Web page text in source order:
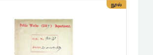
நூல்